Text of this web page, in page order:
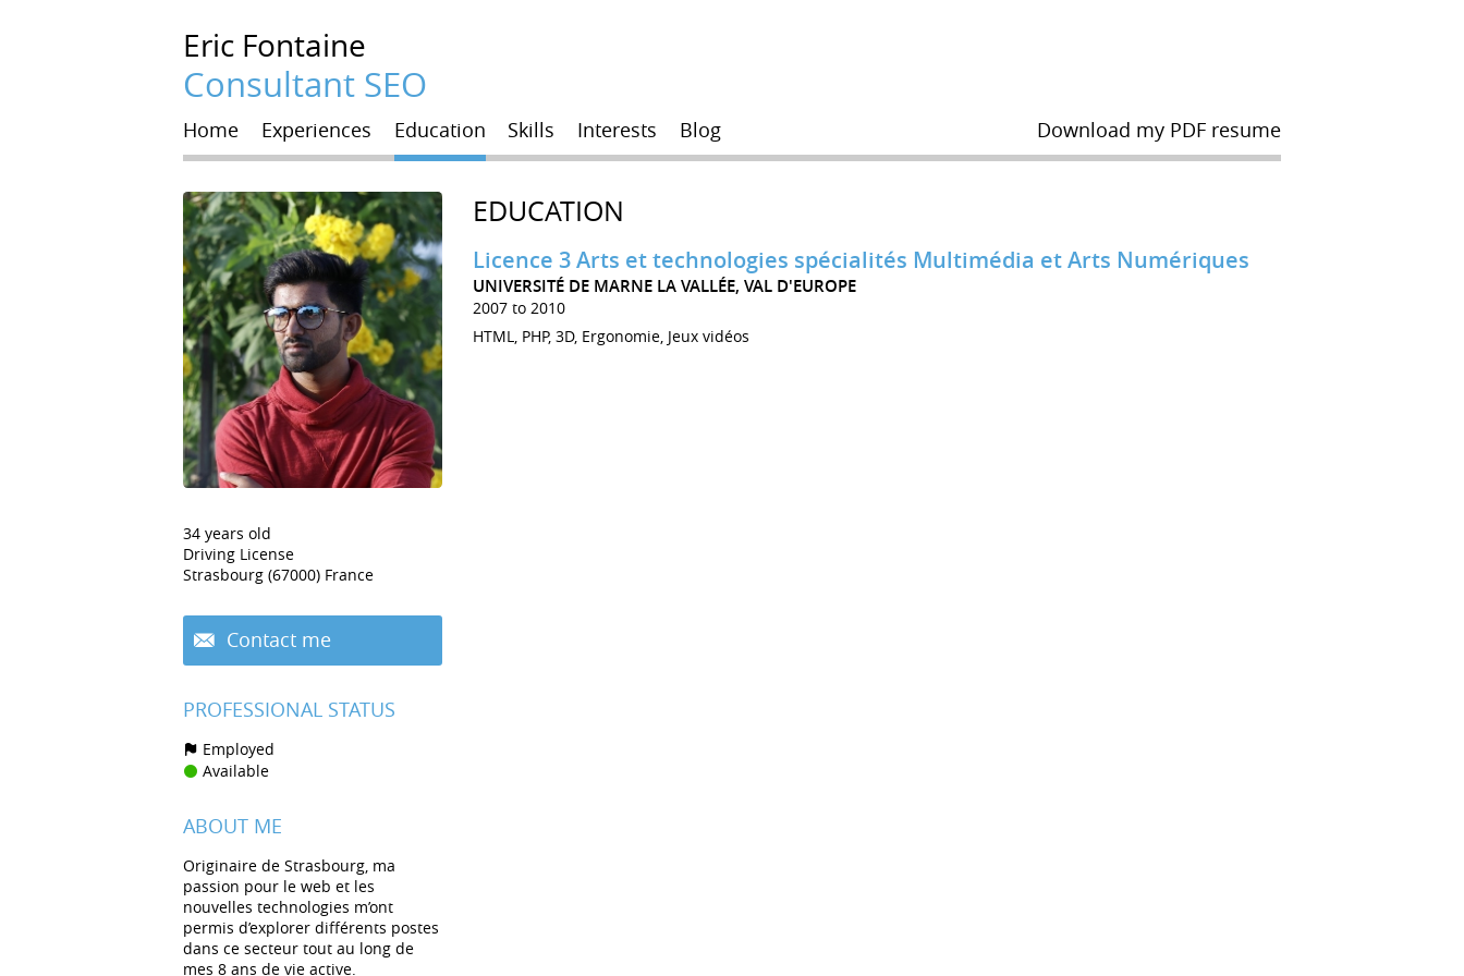
Eric Fontaine
Consultant SEO
Home Experiences Education Skills Interests Blog Download my PDF resume
34 years old
Driving License
Strasbourg (67000) France
Contact me
PROFESSIONAL STATUS
Employed
Available
ABOUT ME
Originaire de Strasbourg, ma
passion pour le web et les
nouvelles technologies m’ont
permis d’explorer différents postes
dans ce secteur tout au long de
mes 8 ans de vie active.
EDUCATION
Licence 3 Arts et technologies spécialités Multimédia et Arts Numériques
UNIVERSITÉ DE MARNE LA VALLÉE, VAL D'EUROPE
2007 to 2010
HTML, PHP, 3D, Ergonomie, Jeux vidéos